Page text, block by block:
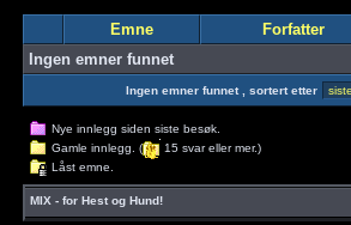
Emne Forfatter
Ingen emner funnet
Ingen emner funnet , sortert etter
Nye innlegg siden siste besøk.
Gamle innlegg. (
15 svar eller mer.)
Låst emne.
MIX - for Hest og Hund!